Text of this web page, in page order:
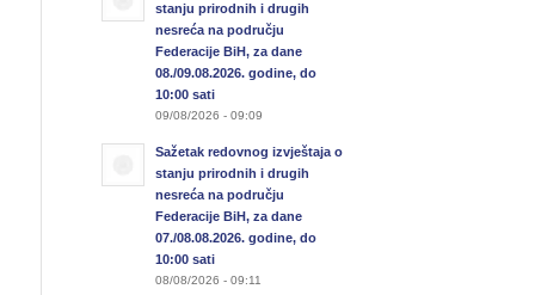
stanju prirodnih i drugih
nesreća na području
Federacije BiH, za dane
08./09.08.2026. godine, do
10:00 sati
09/08/2026 - 09:09
Sažetak redovnog izvještaja o
stanju prirodnih i drugih
nesreća na području
Federacije BiH, za dane
07./08.08.2026. godine, do
10:00 sati
08/08/2026 - 09:11